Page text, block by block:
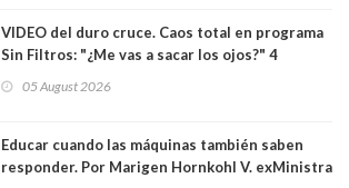
VIDEO del duro cruce. Caos total en programa
Sin Filtros: "¿Me vas a sacar los ojos?" 4
excarabinero que dejó ciego a Gustavo Gatica:
05 August 2026
Educar cuando las máquinas también saben
responder. Por Marigen Hornkohl V. exMinistra